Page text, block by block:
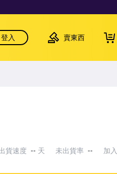
登入 賣東西
貨速度 -- 天 未出貨率 -- 加